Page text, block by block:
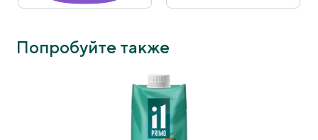
Попробуйте также